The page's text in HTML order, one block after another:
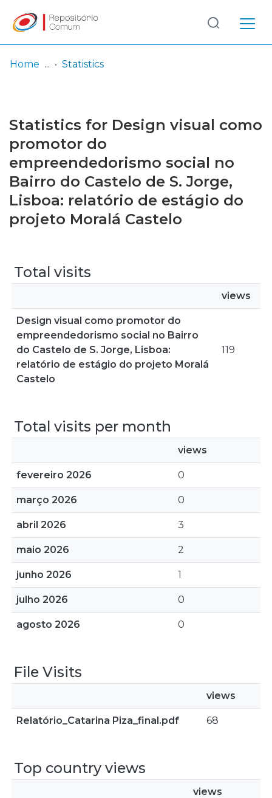
Browse repository
Entities
Log
In
(current)
Home Statistics
Statistics for Design visual como
promotor do
empreendedorismo social no
Bairro do Castelo de S. Jorge,
Lisboa: relatório de estágio do
projeto Moralá Castelo
Total visits
views
Design visual como promotor do
empreendedorismo social no Bairro
do Castelo de S. Jorge, Lisboa:
relatório de estágio do projeto Moralá
Castelo
119
Total visits per month
views
fevereiro 2026 0
março 2026 0
abril 2026 3
maio 2026 2
junho 2026 1
julho 2026 0
agosto 2026 0
File Visits
views
Relatório_Catarina Piza_final.pdf 68
Top country views
views